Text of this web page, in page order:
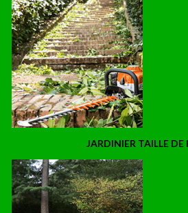
JARDINIER TAILLE DE